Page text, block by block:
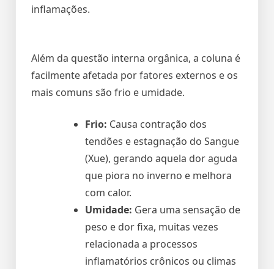
inflamações.
Além da questão interna orgânica, a coluna é
facilmente afetada por fatores externos e os
mais comuns são frio e umidade.
Frio: Causa contração dos
tendões e estagnação do Sangue
(Xue), gerando aquela dor aguda
que piora no inverno e melhora
com calor.
Umidade: Gera uma sensação de
peso e dor fixa, muitas vezes
relacionada a processos
inflamatórios crônicos ou climas